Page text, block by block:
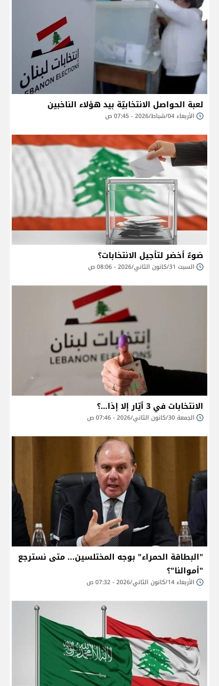
لعبة الحواصل الانتخابيّة بيد هؤلاء الناخبين
الأربعاء 04/شباط/2026 - 07:45 ص
ضوءٌ أخضر لتأجيل الانتخابات؟
السبت 31/كانون الثاني/2026 - 08:06 ص
الانتخابات في 3 أيّار إلا إذا…؟
الجمعة 30/كانون الثاني/2026 - 07:46 ص
"البطاقة الحمراء" بوجه المختلسين... متى نسترجع
"أموالنا"؟
الأربعاء 14/كانون الثاني/2026 - 07:32 ص